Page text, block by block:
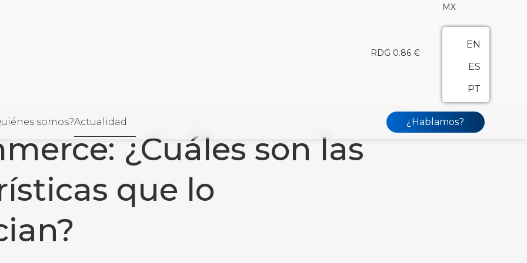
RDG 0.86 €
MX
EN
ES
PT
somos?Actualidad ¿Hablamos?
¿Cuáles son las
que lo